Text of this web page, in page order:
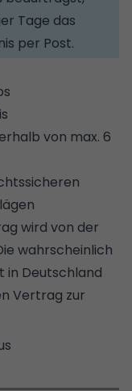
Tage das
per Post.
von max. 6
wird von der
wahrscheinlich
in Deutschland
Vertrag zur